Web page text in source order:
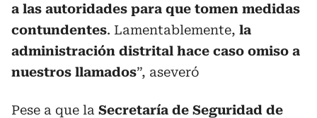
a las autoridades para que tomen medidas
contundentes. Lamentablemente, la
administración distrital hace caso omiso a
nuestros llamados”, aseveró
Pese a que la Secretaría de Seguridad de